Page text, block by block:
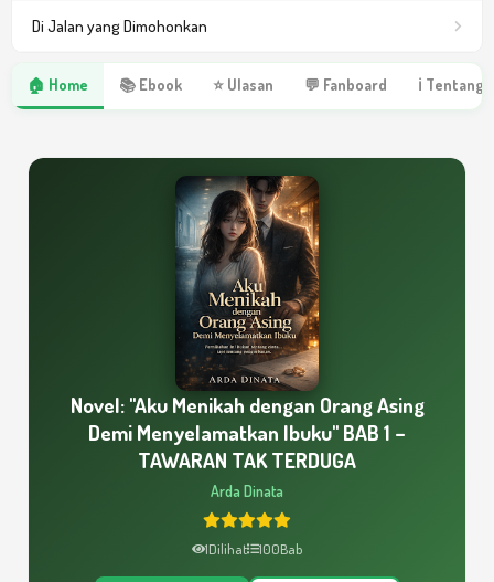
Di Jalan yang Dimohonkan
🏠 Home 📚 Ebook ⭐ Ulasan 💬 Fanboard ℹ Tentang
Novel: "Aku Menikah dengan Orang Asing
Demi Menyelamatkan Ibuku" BAB 1 –
TAWARAN TAK TERDUGA
Arda Dinata
1Dilihat 100Bab